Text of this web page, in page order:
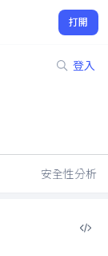
打開
登入
安全性分析